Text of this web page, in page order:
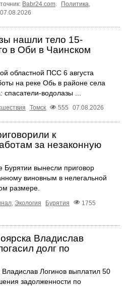
Babr24.com. Политика,
07.08.2026
нашли тело 15-
в Оби в Чаинском
областной ПСС 6 августа
на реке Обь в районе села
спасатели-водолазы ...
Томск 555 07.08.2026
к
за незаконную
Бурятии вынесли приговор
виновным в нелегальной
размере.
Экология Бурятия
1755
Владислав
долг по
Логинов выплатил 50
задолженности по